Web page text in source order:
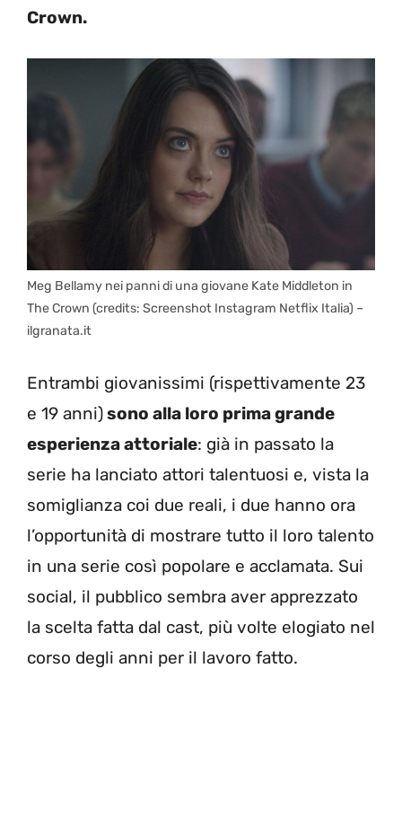
Crown.
Meg Bellamy nei panni di una giovane Kate Middleton in
The Crown (credits: Screenshot Instagram Netflix Italia) –
ilgranata.it
Entrambi giovanissimi (rispettivamente 23
e 19 anni)sono alla loro prima grande
esperienza attoriale: già in passato la
serie ha lanciato attori talentuosi e, vista la
somiglianza coi due reali, i due hanno ora
l’opportunità di mostrare tutto il loro talento
in una serie così popolare e acclamata. Sui
social, il pubblico sembra aver apprezzato
la scelta fatta dal cast, più volte elogiato nel
corso degli anni per il lavoro fatto.